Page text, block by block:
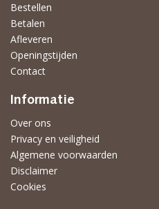
Bestellen
Betalen
Afleveren
Openingstijden
Contact
Informatie
Over ons
Privacy en veiligheid
Algemene voorwaarden
Disclaimer
Cookies